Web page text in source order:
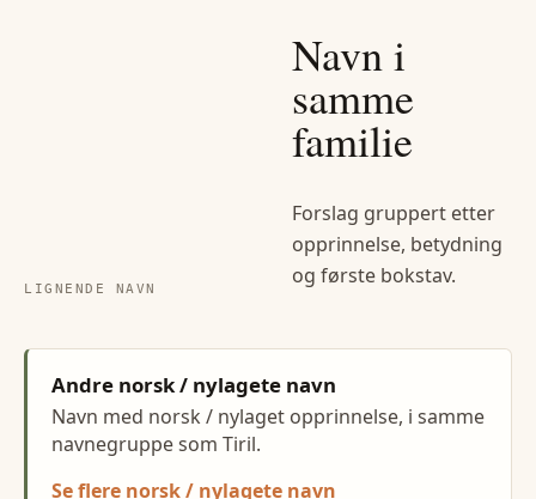
LIGNENDE NAVN
Navn i
samme
familie
Forslag gruppert etter
opprinnelse, betydning
og første bokstav.
Andre norsk / nylagete navn
Navn med norsk / nylaget opprinnelse, i samme
navnegruppe som Tiril.
Se flere norsk / nylagete navn